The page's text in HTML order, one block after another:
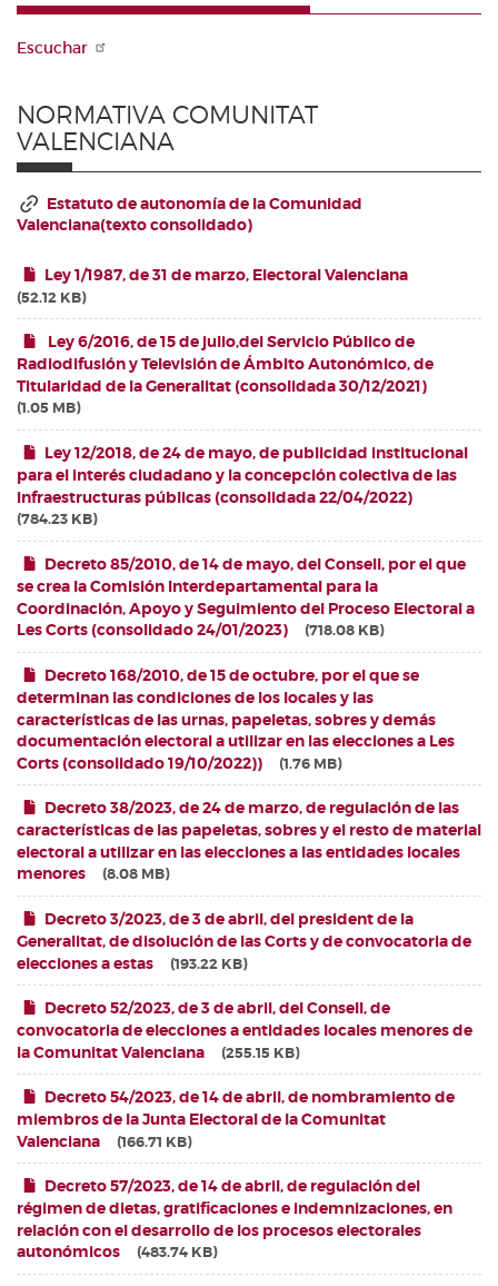
ENLACES DE INTERÉS
Escuchar
NORMATIVA COMUNITAT
VALENCIANA
Estatuto de autonomía de la Comunidad
Valenciana(texto consolidado)
Ley 1/1987, de 31 de marzo, Electoral Valenciana
52.12 KB
Ley 6/2016, de 15 de julio,del Servicio Público de
Radiodifusión y Televisión de Ámbito Autonómico, de
Titularidad de la Generalitat (consolidada 30/12/2021)
1.05 MB
Ley 12/2018, de 24 de mayo, de publicidad institucional
para el interés ciudadano y la concepción colectiva de las
infraestructuras públicas (consolidada 22/04/2022)
784.23 KB
Decreto 85/2010, de 14 de mayo, del Consell, por el que
se crea la Comisión Interdepartamental para la
Coordinación, Apoyo y Seguimiento del Proceso Electoral a
Les Corts (consolidado 24/01/2023)
718.08 KB
Decreto 168/2010, de 15 de octubre, por el que se
determinan las condiciones de los locales y las
características de las urnas, papeletas, sobres y demás
documentación electoral a utilizar en las elecciones a Les
Corts (consolidado 19/10/2022))
1.76 MB
Decreto 38/2023, de 24 de marzo, de regulación de las
características de las papeletas, sobres y el resto de material
electoral a utilizar en las elecciones a las entidades locales
menores
8.08 MB
Decreto 3/2023, de 3 de abril, del president de la
Generalitat, de disolución de las Corts y de convocatoria de
elecciones a estas
193.22 KB
Decreto 52/2023, de 3 de abril, del Consell, de
convocatoria de elecciones a entidades locales menores de
la Comunitat Valenciana
255.15 KB
Decreto 54/2023, de 14 de abril, de nombramiento de
miembros de la Junta Electoral de la Comunitat
Valenciana
166.71 KB
Decreto 57/2023, de 14 de abril, de regulación del
régimen de dietas, gratificaciones e indemnizaciones, en
relación con el desarrollo de los procesos electorales
autonómicos
483.74 KB